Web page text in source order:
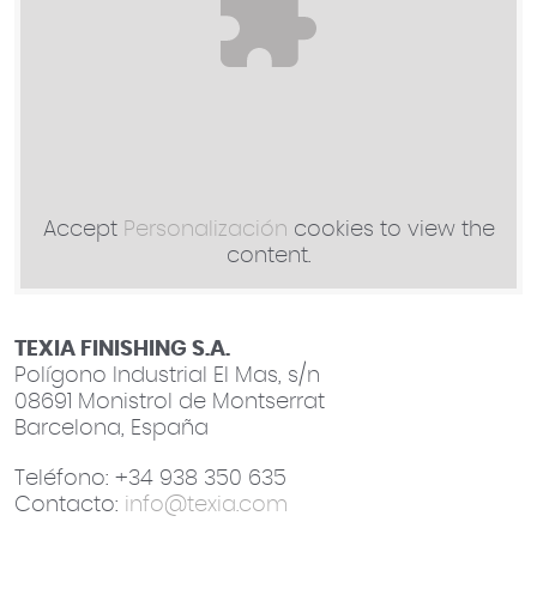
Accept Personalización cookies to view the
content.
TEXIA FINISHING S.A.
Polígono Industrial El Mas, s/n
08691 Monistrol de Montserrat
Barcelona, España
Teléfono: +34 938 350 635
Contacto: info@texia.com